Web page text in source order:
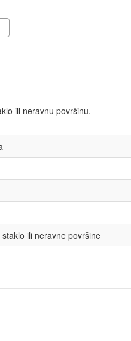
ili neravnu površinu.
ili neravne površine